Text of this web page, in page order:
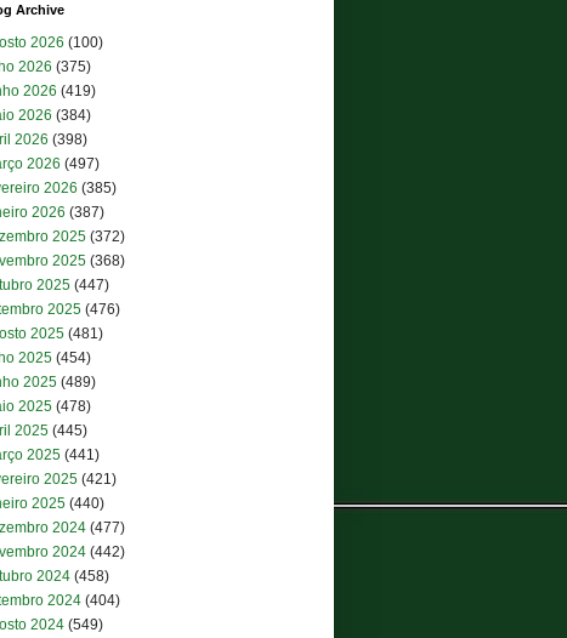
Archive
2026 (100)
2026 (375)
2026 (419)
2026 (384)
2026 (398)
2026 (497)
2026 (385)
2026 (387)
2025 (372)
2025 (368)
2025 (447)
2025 (476)
2025 (481)
2025 (454)
2025 (489)
2025 (478)
2025 (445)
2025 (441)
2025 (421)
2025 (440)
2024 (477)
2024 (442)
2024 (458)
2024 (404)
2024 (549)